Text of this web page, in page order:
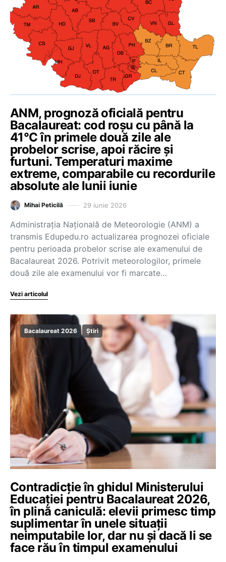
ANM, prognoză oficială pentru
Bacalaureat: cod roșu cu până la
41°C în primele două zile ale
probelor scrise, apoi răcire și
furtuni. Temperaturi maxime
extreme, comparabile cu recordurile
absolute ale lunii iunie
Mihai Peticilă 29 iunie 2026
Administrația Națională de Meteorologie (ANM) a
transmis Edupedu.ro actualizarea prognozei oficiale
pentru perioada probelor scrise ale examenului de
Bacalaureat 2026. Potrivit meteorologilor, primele
două zile ale examenului vor fi marcate…
Vezi articolul
Bacalaureat 2026 Știri
Contradicție în ghidul Ministerului
Educației pentru Bacalaureat 2026,
în plină caniculă: elevii primesc timp
suplimentar în unele situații
neimputabile lor, dar nu și dacă li se
face rău în timpul examenului